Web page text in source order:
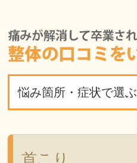
悩み箇所・症状で選ぶ
首こり